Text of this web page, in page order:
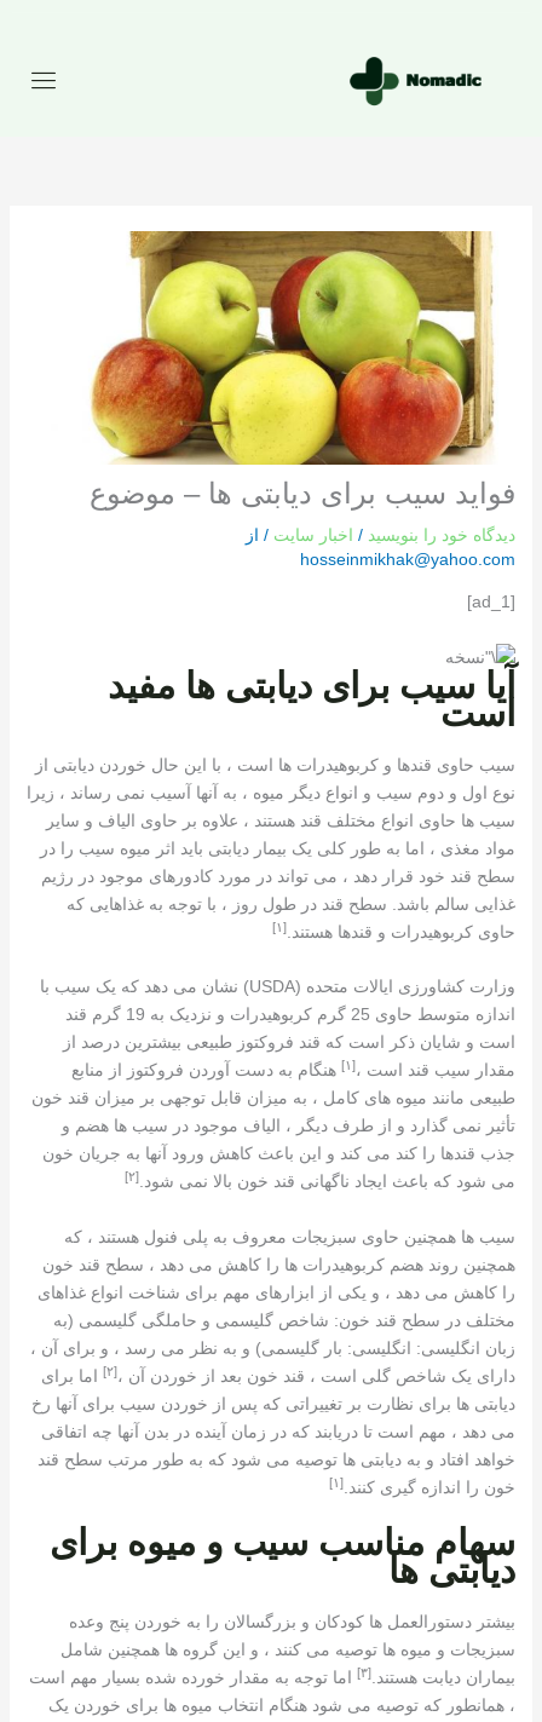
فواید سیب برای دیابتی ها – موضوع
دیدگاه‌ خود را بنویسید / اخبار سایت / از
hosseinmikhak@yahoo.com
[ad_1]
آیا سیب برای دیابتی ها مفید
است
سیب حاوی قندها و کربوهیدرات ها است ، با این حال خوردن دیابتی از
نوع اول و دوم سیب و انواع دیگر میوه ، به آنها آسیب نمی رساند ، زیرا
سیب ها حاوی انواع مختلف قند هستند ، علاوه بر حاوی الیاف و سایر
مواد مغذی ، اما به طور کلی یک بیمار دیابتی باید اثر میوه سیب را در
سطح قند خود قرار دهد ، می تواند در مورد کادورهای موجود در رژیم
غذایی سالم باشد. سطح قند در طول روز ، با توجه به غذاهایی که
حاوی کربوهیدرات و قندها هستند. [١]
وزارت کشاورزی ایالات متحده (USDA) نشان می دهد که یک سیب با
اندازه متوسط ​​حاوی 25 گرم کربوهیدرات و نزدیک به 19 گرم قند
است و شایان ذکر است که قند فروکتوز طبیعی بیشترین درصد از
مقدار سیب قند است ،[١]
هنگام به دست آوردن فروکتوز از منابع
طبیعی مانند میوه های کامل ، به میزان قابل توجهی بر میزان قند خون
تأثیر نمی گذارد و از طرف دیگر ، الیاف موجود در سیب ها هضم و
جذب قندها را کند می کند و این باعث کاهش ورود آنها به جریان خون
می شود که باعث ایجاد ناگهانی قند خون بالا نمی شود.[٢]
سیب ها همچنین حاوی سبزیجات معروف به پلی فنول هستند ، که
همچنین روند هضم کربوهیدرات ها را کاهش می دهد ، سطح قند خون
را کاهش می دهد ، و یکی از ابزارهای مهم برای شناخت انواع غذاهای
مختلف در سطح قند خون: شاخص گلیسمی و حاملگی گلیسمی (به
زبان انگلیسی: انگلیسی: بار گلیسمی) و به نظر می رسد ، و برای آن ،
دارای یک شاخص گلی است ، قند خون بعد از خوردن آن ،[٢]
اما برای
دیابتی ها برای نظارت بر تغییراتی که پس از خوردن سیب برای آنها رخ
می دهد ، مهم است تا دریابند که در زمان آینده در بدن آنها چه اتفاقی
خواهد افتاد و به دیابتی ها توصیه می شود که به طور مرتب سطح قند
خون را اندازه گیری کنند. [١]
سهام مناسب سیب و میوه برای
دیابتی ها
بیشتر دستورالعمل ها کودکان و بزرگسالان را به خوردن پنج وعده
سبزیجات و میوه ها توصیه می کنند ، و این گروه ها همچنین شامل
بیماران دیابت هستند.[٣]
اما توجه به مقدار خورده شده بسیار مهم است
، همانطور که توصیه می شود هنگام انتخاب میوه ها برای خوردن یک